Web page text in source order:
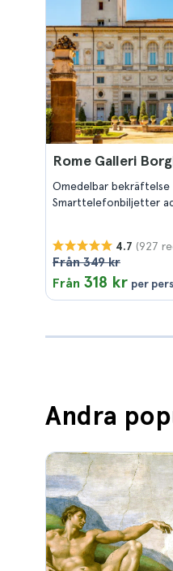
Rome Galleri
Omedelbar bekräftelse
Smarttelefonbiljetter
4.7 (927
Från 349 kr
Från 318 kr per
Andra